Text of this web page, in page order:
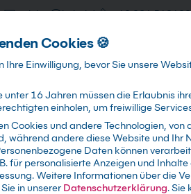
training@kebel.de +49 231
Suchen
Info & Services Kontakt
Cookies 🍪
Ihre Einwilligung, bevor Sie unsere
unter 16 Jahren müssen die Erlaubnis
einholen, um freiwillige
Cookies und andere Technologien, von
während andere diese Website und Ihr
Daten können
für personalisierte Anzeigen und
Weitere Informationen über die
in unserer Datenschutzerklärung.Sie